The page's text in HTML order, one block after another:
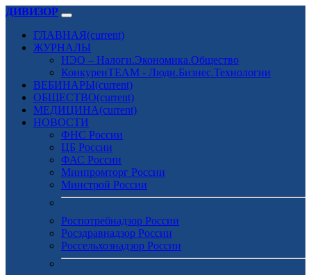
ДИВИЗОР
ГЛАВНАЯ(current)
ЖУРНАЛЫ
НЭО – Налоги.Экономика.Общество
КонкуренTEAM - Люди.Бизнес.Технологии
ВЕБИНАРЫ(current)
ОБЩЕСТВО(current)
МЕДИЦИНА(current)
НОВОСТИ
ФНС России
ЦБ России
ФАС России
Минпромторг России
Минстрой России
Роспотребнадзор России
Росздравнадзор России
Россельхознадзор России